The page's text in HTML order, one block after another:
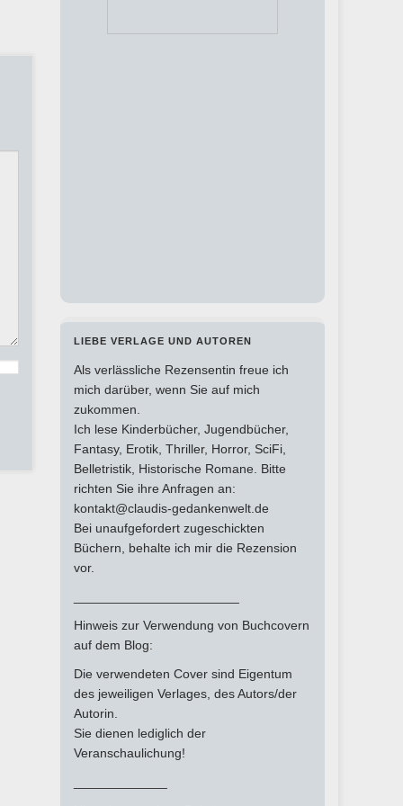
LIEBE VERLAGE UND AUTOREN
Als verlässliche Rezensentin freue ich
mich darüber, wenn Sie auf mich
zukommen.
Ich lese Kinderbücher, Jugendbücher,
Fantasy, Erotik, Thriller, Horror, SciFi,
Belletristik, Historische Romane. Bitte
richten Sie ihre Anfragen an:
kontakt@claudis-gedankenwelt.de
Bei unaufgefordert zugeschickten
Büchern, behalte ich mir die Rezension
vor.
Hinweis zur Verwendung von Buchcovern
auf dem Blog:
Die verwendeten Cover sind Eigentum
des jeweiligen Verlages, des Autors/der
Autorin.
Sie dienen lediglich der
Veranschaulichung!